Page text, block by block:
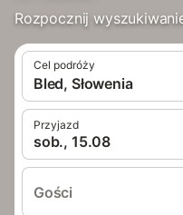
Rozpocznij
Cel podróży
Bled, Słowenia
Przyjazd
sob., 15.08
Gości